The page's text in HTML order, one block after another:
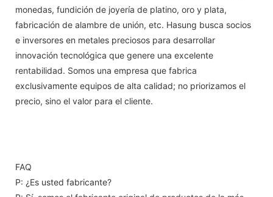
monedas, fundición de joyería de platino, oro y plata,
fabricación de alambre de unión, etc. Hasung busca socios
e inversores en metales preciosos para desarrollar
innovación tecnológica que genere una excelente
rentabilidad. Somos una empresa que fabrica
exclusivamente equipos de alta calidad; no priorizamos el
precio, sino el valor para el cliente.
FAQ
P: ¿Es usted fabricante?